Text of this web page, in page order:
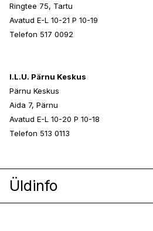
Ringtee 75, Tartu
Avatud E-L 10-21 P 10-19
Telefon 517 0092
I.L.U. Pärnu Keskus
Pärnu Keskus
Aida 7, Pärnu
Avatud E-L 10-20 P 10-18
Telefon 513 0113
Üldinfo